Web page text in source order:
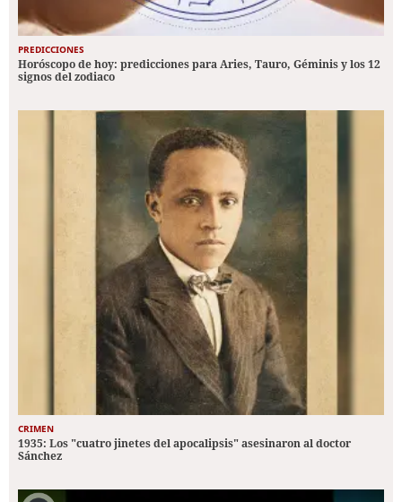
PREDICCIONES
Horóscopo de hoy: predicciones para Aries, Tauro, Géminis y los 12
signos del zodiaco
CRIMEN
1935: Los "cuatro jinetes del apocalipsis" asesinaron al doctor
Sánchez